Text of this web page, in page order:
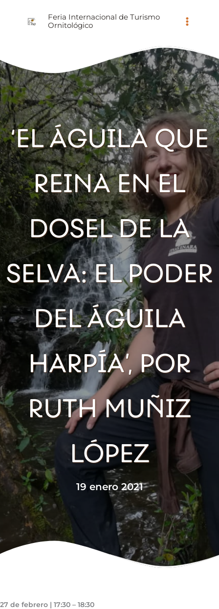
Feria Internacional de Turismo
Ornitológico
‘EL ÁGUILA QUE
REINA EN EL
DOSEL DE LA
SELVA: EL PODER
DEL ÁGUILA
HARPÍA’, POR
RUTH MUÑIZ
LÓPEZ
19 enero 2021
27 de febrero | 17:30 – 18:30